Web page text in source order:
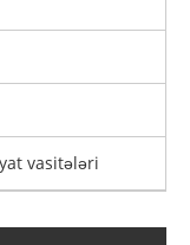
vasitələri